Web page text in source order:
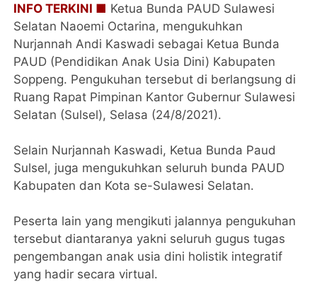
INFO TERKINI ■ Ketua Bunda PAUD Sulawesi
Selatan Naoemi Octarina, mengukuhkan
Nurjannah Andi Kaswadi sebagai Ketua Bunda
PAUD (Pendidikan Anak Usia Dini) Kabupaten
Soppeng. Pengukuhan tersebut di berlangsung di
Ruang Rapat Pimpinan Kantor Gubernur Sulawesi
Selatan (Sulsel), Selasa (24/8/2021).
Selain Nurjannah Kaswadi, Ketua Bunda Paud
Sulsel, juga mengukuhkan seluruh bunda PAUD
Kabupaten dan Kota se-Sulawesi Selatan.
Peserta lain yang mengikuti jalannya pengukuhan
tersebut diantaranya yakni seluruh gugus tugas
pengembangan anak usia dini holistik integratif
yang hadir secara virtual.